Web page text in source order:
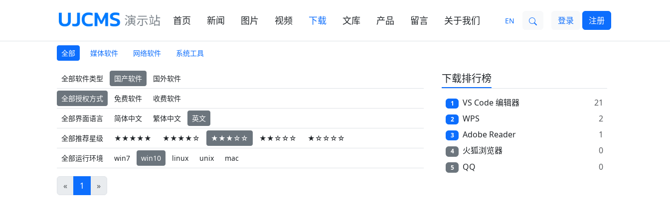
首页 新闻 图片 视频 下载 文库 产品 留言 关于我们 EN 登录 注册
全部 媒体软件 网络软件 系统工具
全部软件类型 国产软件 国外软件
全部授权方式 免费软件 收费软件
全部界面语言 简体中文 繁体中文 英文
全部推荐星级 ★★★★★ ★★★★☆ ★★★☆☆ ★★☆☆☆ ★☆☆☆☆
全部运行环境 win7 win10 linux unix mac
« 1 »
下载排行榜
1 VS Code 编辑器 21
2 WPS 2
3 Adobe Reader 1
4 火狐浏览器 0
5 QQ 0